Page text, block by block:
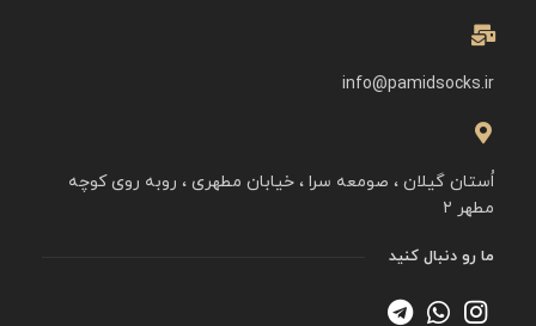
info@pamidsocks.ir
اُستان گیلان ، صومعه سرا ، خیابان مطهری ، روبه روی کوچه
مطهر ۲
ما رو دنبال کنید